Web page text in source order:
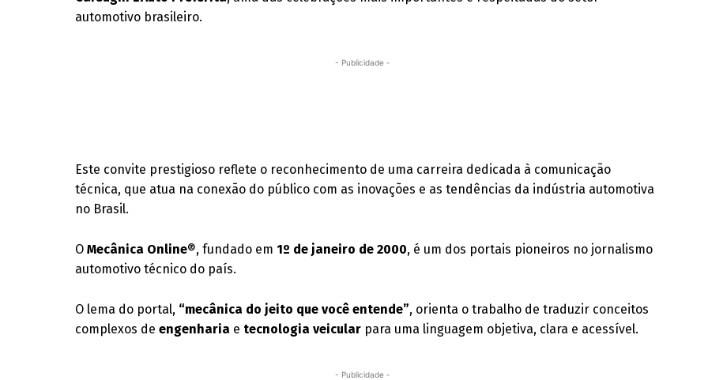
automotivo brasileiro.
- Publicidade -
Este convite prestigioso reflete o reconhecimento de uma carreira dedicada à comunicação
técnica, que atua na conexão do público com as inovações e as tendências da indústria automotiva
no Brasil.
OMecânica Online®, fundado em1º de janeiro de 2000, é um dos portais pioneiros no jornalismo
automotivo técnico do país.
O lema do portal, “mecânica do jeito que você entende”, orienta o trabalho de traduzir conceitos
complexos deengenharia e tecnologia veicular para uma linguagem objetiva, clara e acessível.
- Publicidade -